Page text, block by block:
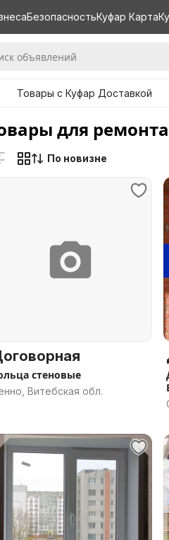
БезопасностьКуфар Карта
Товары с Куфар Доставкой
для
По новизне
стеновые
Витебская обл.